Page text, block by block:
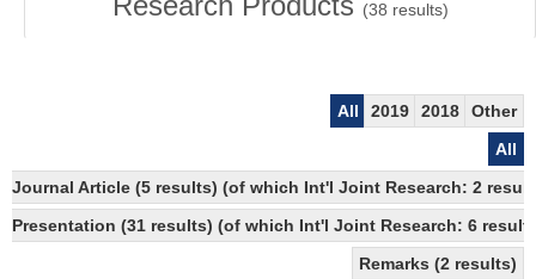
(38 results)
All 2019 2018
Other
All
Journal Article (5 results) (of which Int'l Joint Research: 2
Presentation (31 results) (of which Int'l Joint Research: 6
Remarks (2 results)